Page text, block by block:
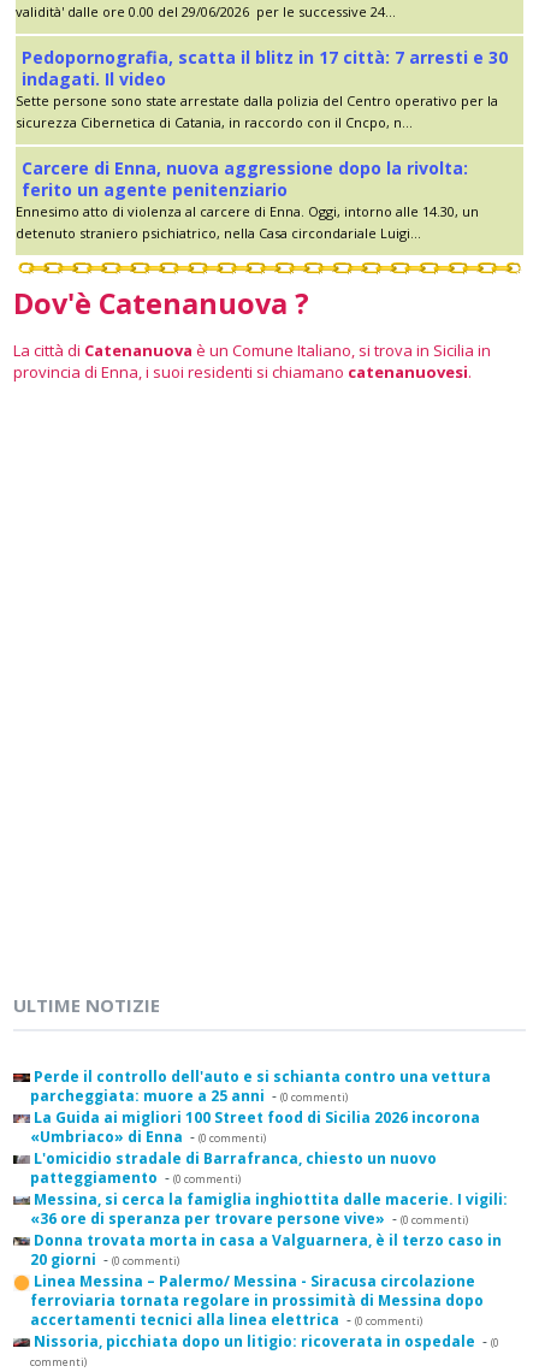
validità' dalle ore 0.00 del 29/06/2026 per le successive 24...
Pedopornografia, scatta il blitz in 17 città: 7 arresti e 30
indagati. Il video
Sette persone sono state arrestate dalla polizia del Centro operativo per la
sicurezza Cibernetica di Catania, in raccordo con il Cncpo, n...
Carcere di Enna, nuova aggressione dopo la rivolta:
ferito un agente penitenziario
Ennesimo atto di violenza al carcere di Enna. Oggi, intorno alle 14.30, un
detenuto straniero psichiatrico, nella Casa circondariale Luigi...
Dov'è Catenanuova ?
La città di Catenanuova è un Comune Italiano, si trova in Sicilia in
provincia di Enna, i suoi residenti si chiamano catenanuovesi.
ULTIME NOTIZIE
Perde il controllo dell'auto e si schianta contro una vettura
parcheggiata: muore a 25 anni - (0 commenti)
La Guida ai migliori 100 Street food di Sicilia 2026 incorona
«Umbriaco» di Enna - (0 commenti)
L'omicidio stradale di Barrafranca, chiesto un nuovo
patteggiamento - (0 commenti)
Messina, si cerca la famiglia inghiottita dalle macerie. I vigili:
«36 ore di speranza per trovare persone vive» - (0 commenti)
Donna trovata morta in casa a Valguarnera, è il terzo caso in
20 giorni - (0 commenti)
Linea Messina – Palermo/ Messina - Siracusa circolazione
ferroviaria tornata regolare in prossimità di Messina dopo
accertamenti tecnici alla linea elettrica - (0 commenti)
Nissoria, picchiata dopo un litigio: ricoverata in ospedale - (0
commenti)